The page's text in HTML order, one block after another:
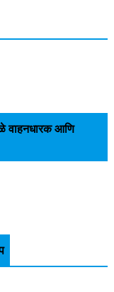
वाहनधारक आणि